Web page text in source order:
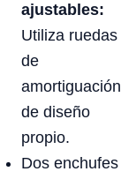
ajustables:
Utiliza ruedas
de
amortiguación
de diseño
propio.
Dos enchufes